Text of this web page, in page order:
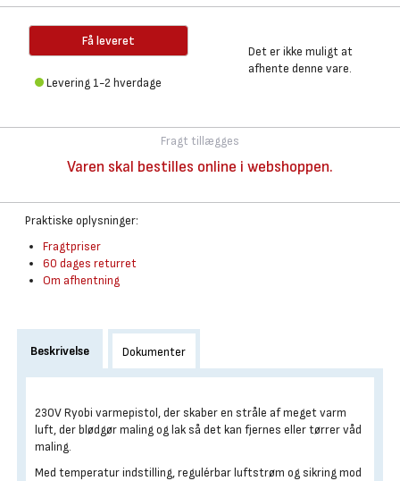
Få leveret
Levering 1-2 hverdage
Det er ikke muligt at
afhente denne vare.
Fragt tillægges
Varen skal bestilles online i webshoppen.
Praktiske oplysninger:
Fragtpriser
60 dages returret
Om afhentning
Beskrivelse Dokumenter
230V Ryobi varmepistol, der skaber en stråle af meget varm
luft, der blødgør maling og lak så det kan fjernes eller tørrer våd
maling.
Med temperatur indstilling, regulérbar luftstrøm og sikring mod